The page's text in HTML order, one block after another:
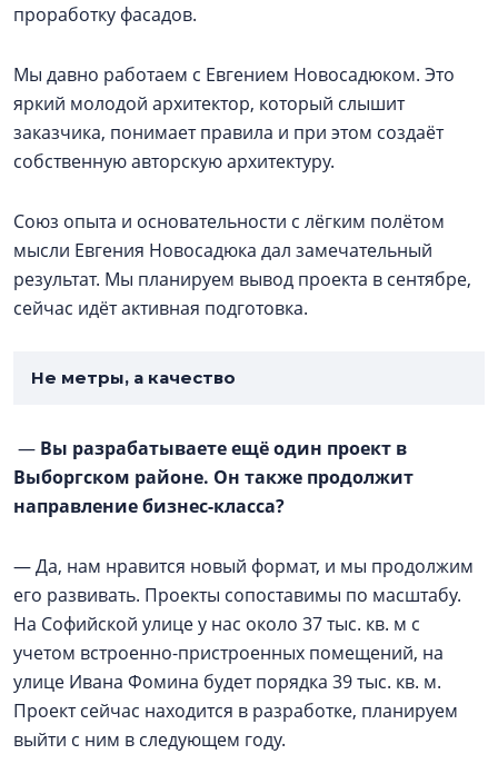
проработку фасадов.
Мы давно работаем с Евгением Новосадюком. Это
яркий молодой архитектор, который слышит
заказчика, понимает правила и при этом создаёт
собственную авторскую архитектуру.
Союз опыта и основательности с лёгким полётом
мысли Евгения Новосадюка дал замечательный
результат. Мы планируем вывод проекта в сентябре,
сейчас идёт активная подготовка.
Не метры, а качество
— Вы разрабатываете ещё один проект в
Выборгском районе. Он также продолжит
направление бизнес-класса?
— Да, нам нравится новый формат, и мы продолжим
его развивать. Проекты сопоставимы по масштабу.
На Софийской улице у нас около 37 тыс. кв. м с
учетом встроенно-пристроенных помещений, на
улице Ивана Фомина будет порядка 39 тыс. кв. м.
Проект сейчас находится в разработке, планируем
выйти с ним в следующем году.